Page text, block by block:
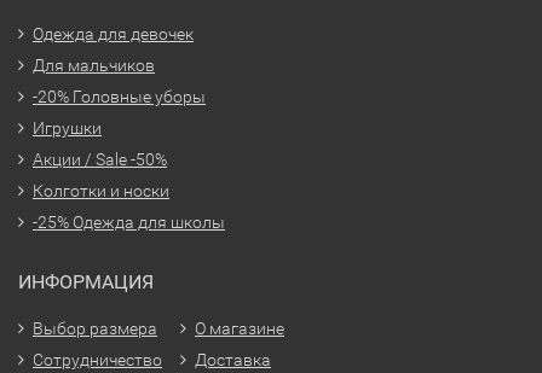
Одежда для девочек
Для мальчиков
-20% Головные уборы
Игрушки
Акции / Sale -50%
Колготки и носки
-25% Одежда для школы
ИНФОРМАЦИЯ
Выбор размера
Сотрудничество
О магазине
Доставка